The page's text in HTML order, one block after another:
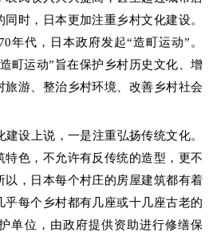
时，日本更加注重乡村文化建设。
年代，日本政府发起“造町运动”。
町运动”旨在保护乡村历史文化、增
旅游、整治乡村环境、改善乡村社会
设上说，一是注重弘扬传统文化。
特色，不允许有反传统的造型，更不
以，日本每个村庄的房屋建筑都有着
每个乡村都有几座或十几座古老的
单位，由政府提供资助进行修缮保